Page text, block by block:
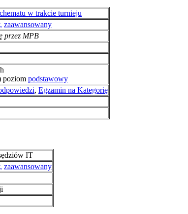
w trakcie turnieju
zaawansowany
przez MPB
poziom podstawowy
, Egzamin na Kategorię
IT
zaawansowany